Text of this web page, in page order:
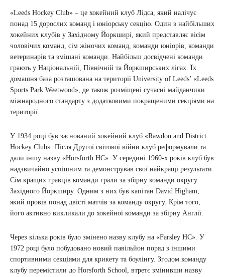
«Leeds Hockey Club» – це хокейний клуб Лідса, який налічує
понад 15 дорослих команд і юніорську секцію. Один з найбільших
хокейних клубів у Західному Йоркширі, який представляє вісім
чоловічих команд, сім жіночих команд, команди юніорів, команди
ветеринарів та змішані команди. Найбільш досвідчені команди
грають у Національній, Північній та Йоркширських лігах. Їх
домашня база розташована на території University of Leeds’ «Leeds
Sports Park Weetwood», де також розміщені сучасні майданчики
міжнародного стандарту з додатковими покращеними секціями на
території.
У 1934 році був заснований хокейний клуб «Rawdon and District
Hockey Club». Після Другої світової війни клуб реформували та
дали іншу назву «Horsforth HC». У середині 1960-х років клуб був
надзвичайно успішним та демонстрував свої найкращі результати.
Сім кращих гравців команди грали за збірну команди округу
Західного Йоркширу. Одним з них був капітан David Higham,
який провів понад двісті матчів за команду округу. Крім того,
його активно викликали до хокейної команди за збірну Англії.
Через кілька років було змінено назву клубу на «Farsley HC». У
1972 році було побудовано новий павільйон поряд з іншими
спортивними секціями для крикету та боулінгу. Згодом команду
клубу перемістили до Horsforth School, втретє змінивши назву